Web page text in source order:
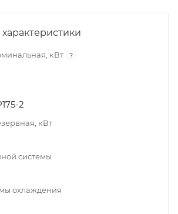
кВт ?
2
кВт
системы
охлаждения